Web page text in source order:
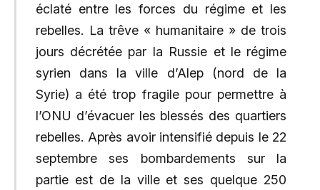
éclaté entre les forces du régime et les
rebelles. La trêve « humanitaire » de trois
jours décrétée par la Russie et le régime
syrien dans la ville d’Alep (nord de la
Syrie) a été trop fragile pour permettre à
l’ONU d’évacuer les blessés des quartiers
rebelles. Après avoir intensifié depuis le 22
septembre ses bombardements sur la
partie est de la ville et ses quelque 250